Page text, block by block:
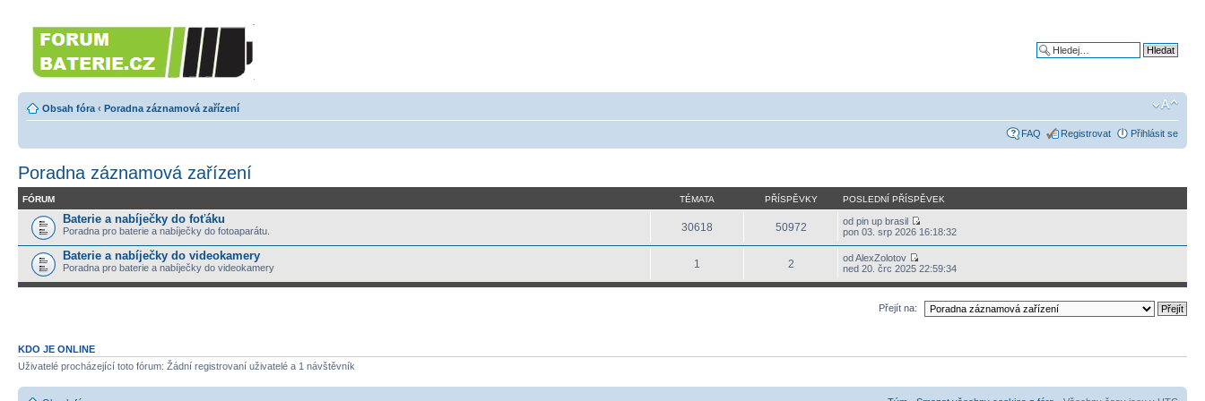
Obsah fóra ‹ Poradna záznamová zařízení
FAQ Registrovat Přihlásit se
Poradna záznamová zařízení
FÓRUM TÉMATA PŘÍSPĚVKY POSLEDNÍ PŘÍSPĚVEK
Baterie a nabíječky do foťáku
Poradna pro baterie a nabíječky do fotoaparátu. 30618 50972
od pin up brasil
pon 03. srp 2026 16:18:32
Baterie a nabíječky do videokamery
Poradna pro baterie a nabíječky do videokamery 1 2
od AlexZolotov
ned 20. črc 2025 22:59:34
Přejít na:
KDO JE ONLINE
Uživatelé procházející toto fórum: Žádní registrovaní uživatelé a 1 návštěvník